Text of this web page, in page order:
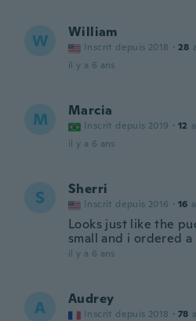
W William
Inscrit depuis 2018 · 28
il y a 6 ans
M Marcia
Inscrit depuis 2019 · 12
il y a 6 ans
S Sherri
Inscrit depuis 2016 · 16
Looks just like the
small and i ordered
il y a 6 ans
A Audrey
Inscrit depuis 2018 · 78